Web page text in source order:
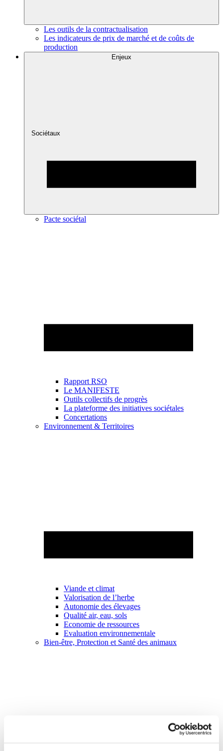
Les outils de la contractualisation
Les indicateurs de prix de marché et de coûts de
production
Enjeux
Sociétaux
Pacte sociétal
Rapport RSO
Le MANIFESTE
Outils collectifs de progrès
La plateforme des initiatives sociétales
Concertations
Environnement & Territoires
Viande et climat
Valorisation de l’herbe
Autonomie des élevages
Qualité air, eau, sols
Economie de ressources
Evaluation environnementale
Bien-être, Protection et Santé des animaux